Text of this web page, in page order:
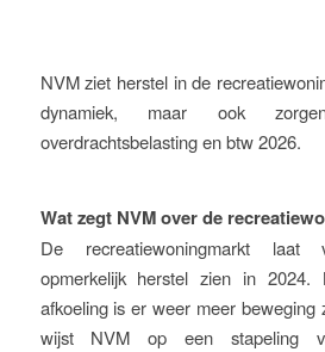
NVM ziet herstel in de
dynamiek, maar ook
overdrachtsbelasting en btw 2026.
Wat zegt NVM over de
De recreatiewoningmarkt
opmerkelijk herstel zien in
afkoeling is er weer meer beweging
wijst NVM op een stapeling